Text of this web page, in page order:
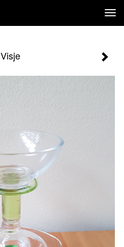
Visje